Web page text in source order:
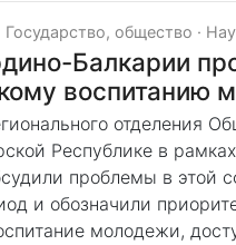
Государство, общество ·
Балкарии
воспитанию
отделения
Республике в
проблемы в этой
и обозначили
молодежи,